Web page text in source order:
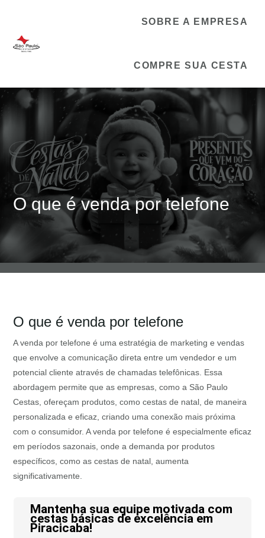
SOBRE A EMPRESA
COMPRE SUA CESTA
O que é venda por telefone
O que é venda por telefone
A venda por telefone é uma estratégia de marketing e vendas
que envolve a comunicação direta entre um vendedor e um
potencial cliente através de chamadas telefônicas. Essa
abordagem permite que as empresas, como a São Paulo
Cestas, ofereçam produtos, como cestas de natal, de maneira
personalizada e eficaz, criando uma conexão mais próxima
com o consumidor. A venda por telefone é especialmente eficaz
em períodos sazonais, onde a demanda por produtos
específicos, como as cestas de natal, aumenta
significativamente.
Mantenha sua equipe motivada com
cestas básicas de excelência em
Piracicaba!